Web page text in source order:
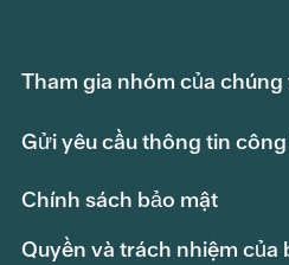
Tham gia nhóm của chúng
Gửi yêu cầu thông tin
Chính sách bảo mật
Quyền và trách nhiệm của